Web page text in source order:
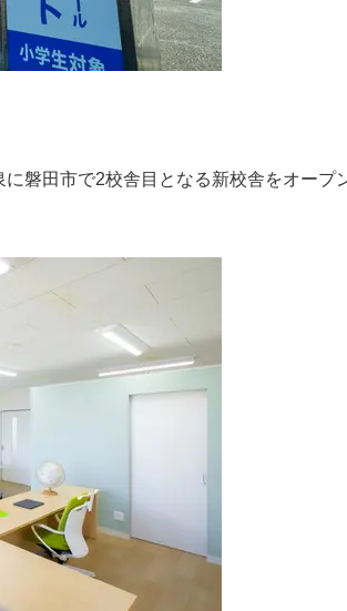
磐田市で2校舎目となる新校舎をオープ